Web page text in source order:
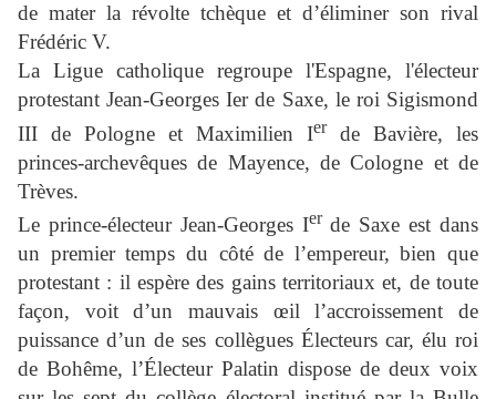
de mater la révolte tchèque et d’éliminer son rival
Frédéric V.
La Ligue catholique regroupe l'Espagne, l'électeur
protestant Jean-Georges Ier de Saxe, le roi Sigismond
III de Pologne et Maximilien Ierde Bavière, les
princes-archevêques de Mayence, de Cologne et de
Trèves.
Le prince-électeur Jean-Georges Ierde Saxe est dans
un premier temps du côté de l’empereur, bien que
protestant : il espère des gains territoriaux et, de toute
façon, voit d’un mauvais œil l’accroissement de
puissance d’un de ses collègues Électeurs car, élu roi
de Bohême, l’Électeur Palatin dispose de deux voix